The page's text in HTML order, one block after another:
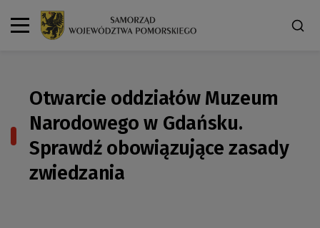
Otwarcie oddziałów Muzeum
Narodowego w Gdańsku.
Sprawdź obowiązujące zasady
zwiedzania